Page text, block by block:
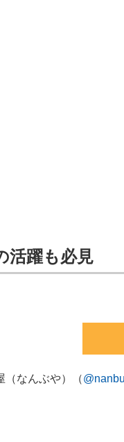
活躍も必見
（なんぶや）（